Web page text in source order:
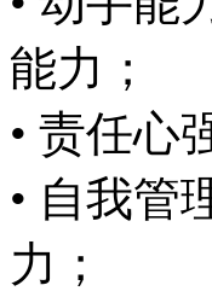
能力；
• 责任心
• 自我管
力；